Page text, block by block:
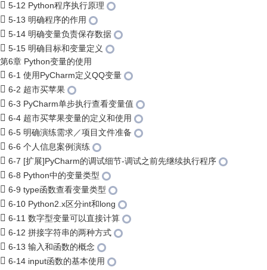
5-12 Python程序执行原理
5-13 明确程序的作用
5-14 明确变量负责保存数据
5-15 明确目标和变量定义
第6章 Python变量的使用
6-1 使用PyCharm定义QQ变量
6-2 超市买苹果
6-3 PyCharm单步执行查看变量值
6-4 超市买苹果变量的定义和使用
6-5 明确演练需求／项目文件准备
6-6 个人信息案例演练
6-7 [扩展]PyCharm的调试细节-调试之前先继续执行程序
6-8 Python中的变量类型
6-9 type函数查看变量类型
6-10 Python2.x区分int和long
6-11 数字型变量可以直接计算
6-12 拼接字符串的两种方式
6-13 输入和函数的概念
6-14 input函数的基本使用